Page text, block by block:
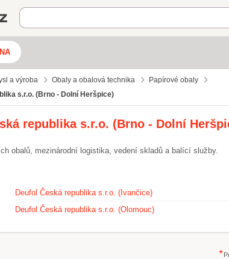
Najisto.cz
a výroba Obaly a obalová technika
Papírové obaly
s.r.o. (Brno - Dolní Heršpice)
republika s.r.o. (Brno - Dolní
obalů, mezinárodní logistika, vedení skladů a balící služby.
Deufol Česká republika s.r.o. (Ivančice)
Deufol Česká republika s.r.o. (Olomouc)